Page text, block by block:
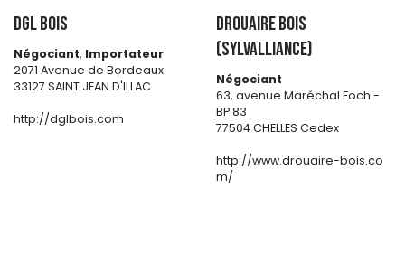
DGL BOIS
Négociant, Importateur
2071 Avenue de Bordeaux
33127 SAINT JEAN D'ILLAC
http://dglbois.com
DROUAIRE BOIS
(SYLVALLIANCE)
Négociant
63, avenue Maréchal Foch -
BP 83
77504 CHELLES Cedex
http://www.drouaire-bois.co
m/